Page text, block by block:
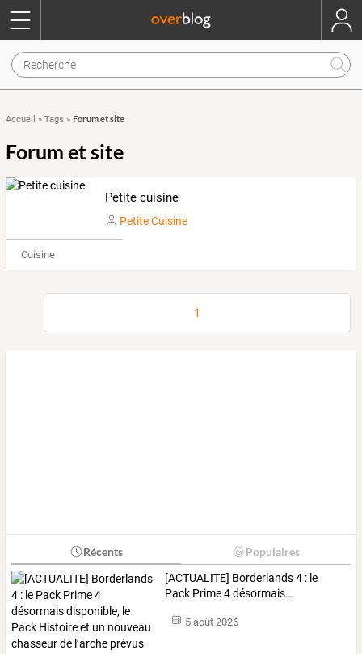
Accueil » Tags » Forum et site
Forum et site
Petite cuisine
Petite Cuisine
Cuisine
1
Récents Populaires
[ACTUALITE] Borderlands4 : le
Pack Prime4désormais…
5 août 2026